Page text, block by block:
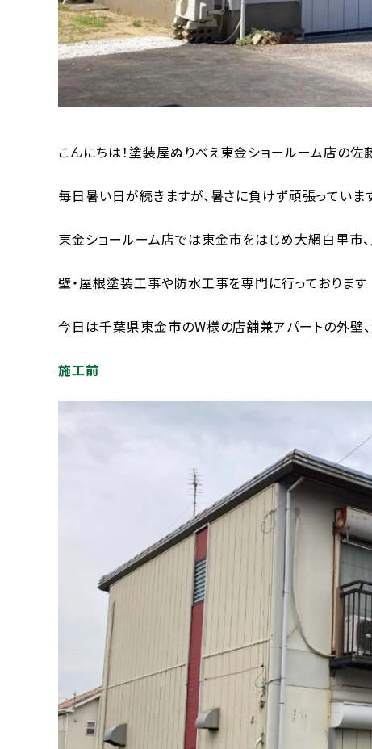
こんにちは！塗装屋ぬりべえ東金ショールーム店の佐
毎日暑い日が続きますが、暑さに負けず頑張っていま
東金ショールーム店では東金市をはじめ大網白里市
壁・屋根塗装工事や防水工事を専門に行っております
今日は千葉県東金市のW様の店舗兼アパートの外壁
施工前